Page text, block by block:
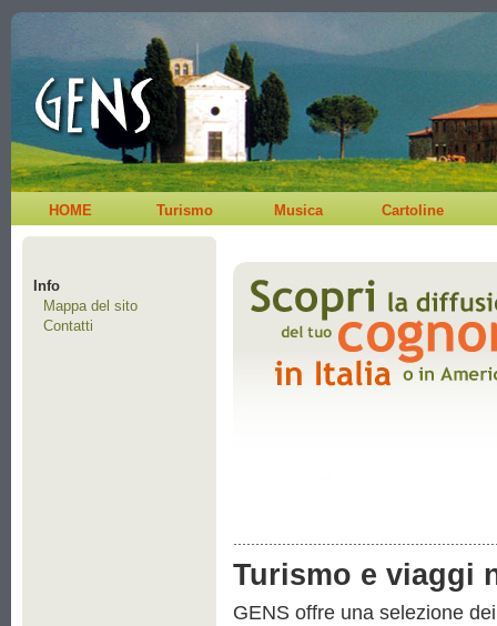
HOME Turismo Musica Cartoline
Info
Mappa del sito
Contatti
Turismo e viaggi
GENS offre una selezione